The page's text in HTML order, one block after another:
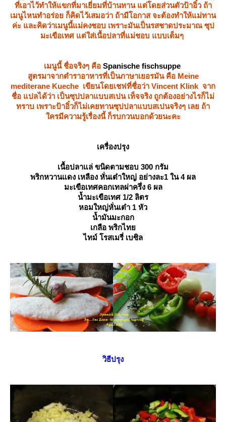
ที่เอาไว้ทำให้แขกที่มาเยี่ยมที่บ้านทาน แต่โดยส่วนตัวป้าอิ๋ว ถ้า
เมนูไหนทำอร่อย ก็คิดไว้เสมอว่า ถ้ามีโอกาส จะต้องทำให้แม่ทาน
ค่ะ และคิดว่าเมนูนี้แม่คงชอบ เพราะมันเป็นรสชาดประมาณ ซุป
มะเขือเทศ แต่ใส่เนื้อปลาที่แม่ชอบ แบบเต็มๆ
เมนูนี้ ชื่อจริงๆ คือ Spanische fischsuppe
สูตรมาจากตำราอาหารที่เป็นภาษาเยอรมัน คือ Meine
mediterane Kueche เขียนโดยเชฟที่ชื่อว่า Vincent Klink จาก
ชื่อ แปลได้ว่า เป็นซุปปลาแบบสเปน เท็จจริง ถูกต้องอย่างไรก็ไม่
ทราบ เพราะป้าอิ๋วก็ไม่เคยทานซุปปลาแบบสเปนจริงๆ เลย ถ้า
ครมีความรู้เรื่องนี้ ก็รบกวนบอกด้วยนะคะ
เครื่องปรุง
เนื้อปลาแล่ ขนิดตามชอบ 300 กรัม
พริกหวานแดง เหลือง หั่นเต๋าใหญ่ อย่างละ1 ใน 4 ผล
มะเขือเทศคอกเทลผ่าครึ่ง 6 ผล
น้ำมะเขือเทศ 1/2 ลิตร
หอมใหญ่หั่นเต๋า 1 หัว
น้ำมันมะกอก
เกลือ พริกไท
ไทม์ โรสเมรี่ เบซิล
วิธีปรุง